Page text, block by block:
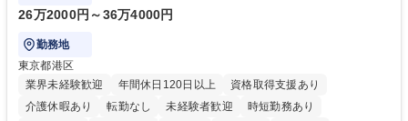
26万2000円～36万4000円
勤務地
東京都港区
業界未経験歓迎
年間休日120日以上
資格取得支援あり
介護休暇あり
転勤なし 未経験者歓迎
時短勤務あり